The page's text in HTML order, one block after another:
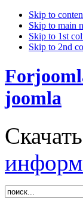
Skip to
Skip to main
Skip to 1st
Skip to 2nd
joomla